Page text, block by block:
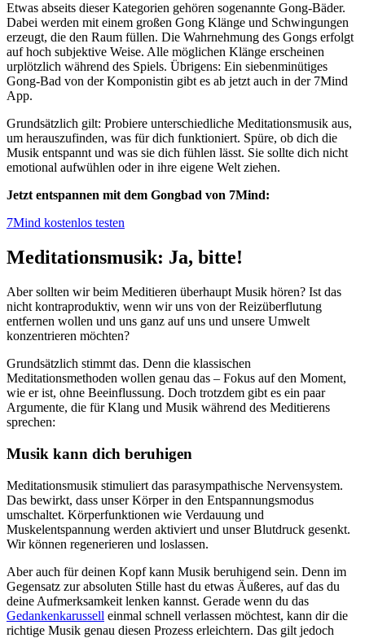
Etwas abseits dieser Kategorien gehören sogenannte Gong-Bäder.
Dabei werden mit einem großen Gong Klänge und Schwingungen
erzeugt, die den Raum füllen. Die Wahrnehmung des Gongs erfolgt
auf hoch subjektive Weise. Alle möglichen Klänge erscheinen
urplötzlich während des Spiels. Übrigens: Ein siebenminütiges
Gong-Bad von der Komponistin gibt es ab jetzt auch in der 7Mind
App.
Grundsätzlich gilt: Probiere unterschiedliche Meditationsmusik aus,
um herauszufinden, was für dich funktioniert. Spüre, ob dich die
Musik entspannt und was sie dich fühlen lässt. Sie sollte dich nicht
emotional aufwühlen oder in ihre eigene Welt ziehen.
Jetzt entspannen mit dem Gongbad von 7Mind:
7Mind kostenlos testen
Meditationsmusik: Ja, bitte!
Aber sollten wir beim Meditieren überhaupt Musik hören? Ist das
nicht kontraproduktiv, wenn wir uns von der Reizüberflutung
entfernen wollen und uns ganz auf uns und unsere Umwelt
konzentrieren möchten?
Grundsätzlich stimmt das. Denn die klassischen
Meditationsmethoden wollen genau das – Fokus auf den Moment,
wie er ist, ohne Beeinflussung. Doch trotzdem gibt es ein paar
Argumente, die für Klang und Musik während des Meditierens
sprechen:
Musik kann dich beruhigen
Meditationsmusik stimuliert das parasympathische Nervensystem.
Das bewirkt, dass unser Körper in den Entspannungsmodus
umschaltet. Körperfunktionen wie Verdauung und
Muskelentspannung werden aktiviert und unser Blutdruck gesenkt.
Wir können regenerieren und loslassen.
Aber auch für deinen Kopf kann Musik beruhigend sein. Denn im
Gegensatz zur absoluten Stille hast du etwas Äußeres, auf das du
deine Aufmerksamkeit lenken kannst. Gerade wenn du das
Gedankenkarussell einmal schnell verlassen möchtest, kann dir die
richtige Musik genau diesen Prozess erleichtern. Das gilt jedoch